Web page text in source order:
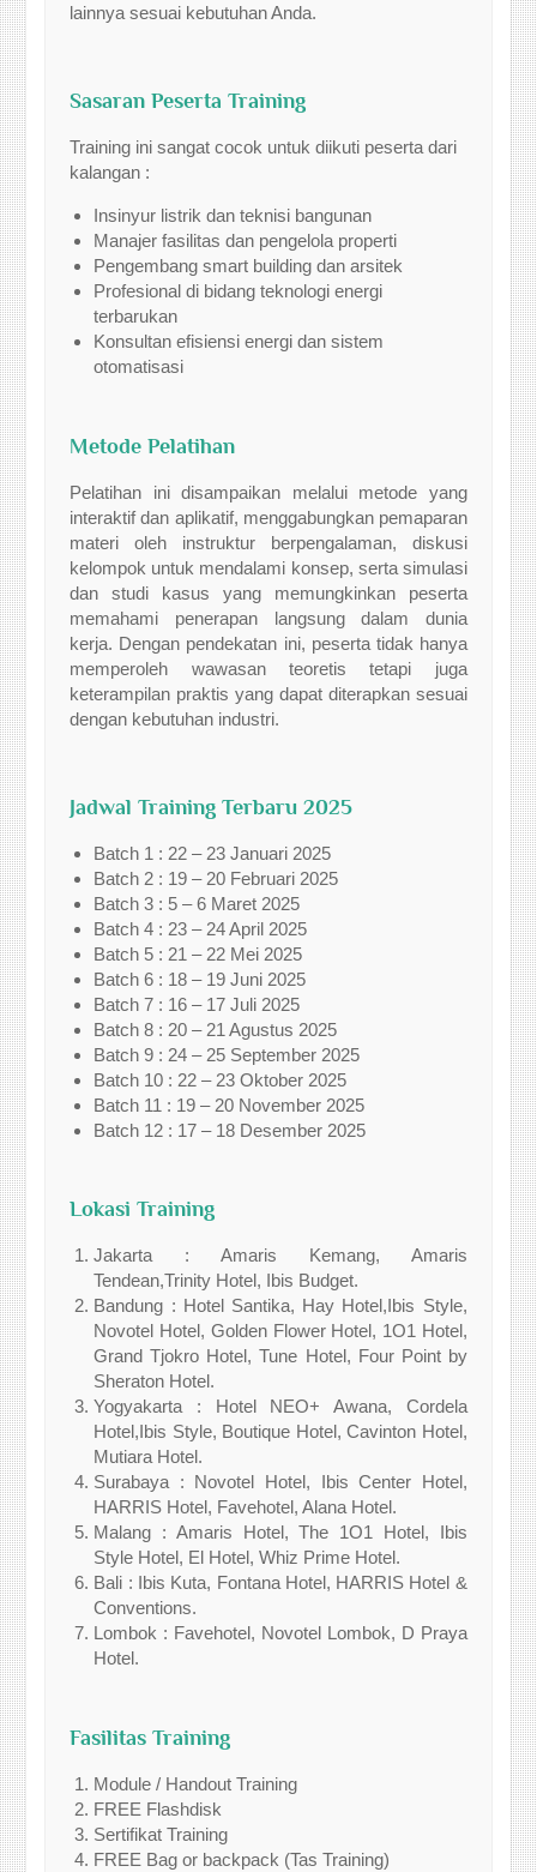
lainnya sesuai kebutuhan Anda.
Sasaran Peserta Training
Training ini sangat cocok untuk diikuti peserta dari
kalangan :
Insinyur listrik dan teknisi bangunan
Manajer fasilitas dan pengelola properti
Pengembang smart building dan arsitek
Profesional di bidang teknologi energi
terbarukan
Konsultan efisiensi energi dan sistem
otomatisasi
Metode Pelatihan
Pelatihan ini disampaikan melalui metode yang
interaktif dan aplikatif, menggabungkan pemaparan
materi oleh instruktur berpengalaman, diskusi
kelompok untuk mendalami konsep, serta simulasi
dan studi kasus yang memungkinkan peserta
memahami penerapan langsung dalam dunia
kerja. Dengan pendekatan ini, peserta tidak hanya
memperoleh wawasan teoretis tetapi juga
keterampilan praktis yang dapat diterapkan sesuai
dengan kebutuhan industri.
Jadwal Training Terbaru 2025
Batch 1 : 22 – 23 Januari 2025
Batch 2 : 19 – 20 Februari 2025
Batch 3 : 5 – 6 Maret 2025
Batch 4 : 23 – 24 April 2025
Batch 5 : 21 – 22 Mei 2025
Batch 6 : 18 – 19 Juni 2025
Batch 7 : 16 – 17 Juli 2025
Batch 8 : 20 – 21 Agustus 2025
Batch 9 : 24 – 25 September 2025
Batch 10 : 22 – 23 Oktober 2025
Batch 11 : 19 – 20 November 2025
Batch 12 : 17 – 18 Desember 2025
Lokasi Training
Jakarta : Amaris Kemang, Amaris
Tendean,Trinity Hotel, Ibis Budget.
Bandung : Hotel Santika, Hay Hotel,Ibis Style,
Novotel Hotel, Golden Flower Hotel, 1O1 Hotel,
Grand Tjokro Hotel, Tune Hotel, Four Point by
Sheraton Hotel.
Yogyakarta : Hotel NEO+ Awana, Cordela
Hotel,Ibis Style, Boutique Hotel, Cavinton Hotel,
Mutiara Hotel.
Surabaya : Novotel Hotel, Ibis Center Hotel,
HARRIS Hotel, Favehotel, Alana Hotel.
Malang : Amaris Hotel, The 1O1 Hotel, Ibis
Style Hotel, El Hotel, Whiz Prime Hotel.
Bali : Ibis Kuta, Fontana Hotel, HARRIS Hotel &
Conventions.
Lombok : Favehotel, Novotel Lombok, D Praya
Hotel.
Fasilitas Training
Module / Handout Training
FREE Flashdisk
Sertifikat Training
FREE Bag or backpack (Tas Training)